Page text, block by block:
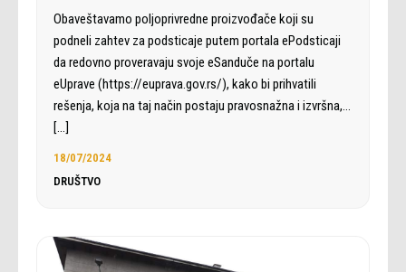
Obaveštavamo poljoprivredne proizvođače koji su
podneli zahtev za podsticaje putem portala ePodsticaji
da redovno proveravaju svoje eSanduče na portalu
eUprave (https://euprava.gov.rs/), kako bi prihvatili
rešenja, koja na taj način postaju pravosnažna i izvršna,…
[…]
18/07/2024
DRUŠTVO